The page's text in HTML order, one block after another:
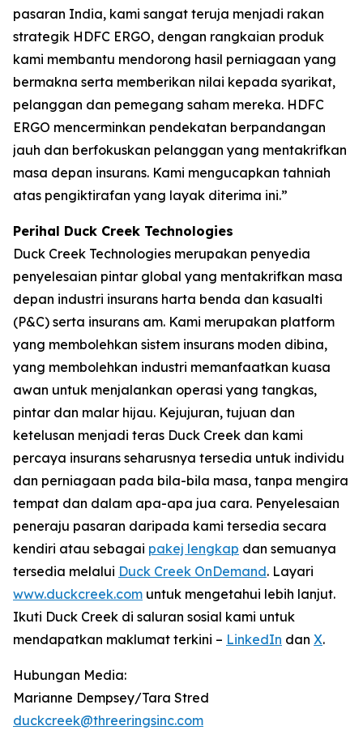
pasaran India, kami sangat teruja menjadi rakan
strategik HDFC ERGO, dengan rangkaian produk
kami membantu mendorong hasil perniagaan yang
bermakna serta memberikan nilai kepada syarikat,
pelanggan dan pemegang saham mereka. HDFC
ERGO mencerminkan pendekatan berpandangan
jauh dan berfokuskan pelanggan yang mentakrifkan
masa depan insurans. Kami mengucapkan tahniah
atas pengiktirafan yang layak diterima ini.”
Perihal Duck Creek Technologies
Duck Creek Technologies merupakan penyedia
penyelesaian pintar global yang mentakrifkan masa
depan industri insurans harta benda dan kasualti
(P&C) serta insurans am. Kami merupakan platform
yang membolehkan sistem insurans moden dibina,
yang membolehkan industri memanfaatkan kuasa
awan untuk menjalankan operasi yang tangkas,
pintar dan malar hijau. Kejujuran, tujuan dan
ketelusan menjadi teras Duck Creek dan kami
percaya insurans seharusnya tersedia untuk individu
dan perniagaan pada bila-bila masa, tanpa mengira
tempat dan dalam apa-apa jua cara. Penyelesaian
peneraju pasaran daripada kami tersedia secara
kendiri atau sebagai pakej lengkap dan semuanya
tersedia melalui Duck Creek OnDemand. Layari
www.duckcreek.com untuk mengetahui lebih lanjut.
Ikuti Duck Creek di saluran sosial kami untuk
mendapatkan maklumat terkini – LinkedIn dan X.
Hubungan Media:
Marianne Dempsey/Tara Stred
duckcreek@threeringsinc.com